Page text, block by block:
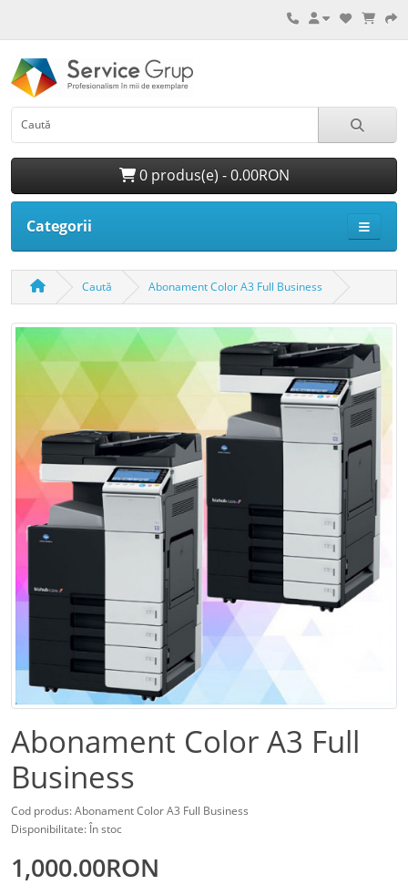
0 produs(e) - 0.00RON
Categorii
Caută Abonament Color A3 Full Business
Abonament Color A3 Full
Business
Cod produs: Abonament Color A3 Full Business
Disponibilitate: În stoc
1,000.00RON